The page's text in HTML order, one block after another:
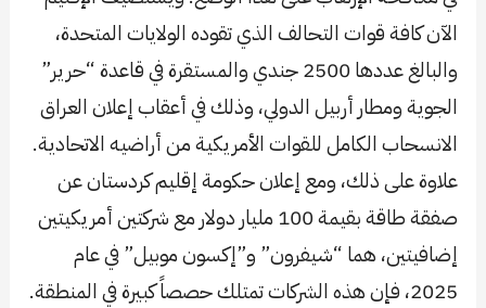
الآن كافة قوات التحالف الذي تقوده الولايات المتحدة،
والبالغ عددها 2500 جندي والمستقرة في قاعدة “حرير”
الجوية ومطار أربيل الدولي، وذلك في أعقاب إعلان العراق
الانسحاب الكامل للقوات الأمريكية من أراضيه الاتحادية.
علاوة على ذلك، ومع إعلان حكومة إقليم كردستان عن
صفقة طاقة بقيمة 100 مليار دولار مع شركتين أمريكيتين
إضافيتين، هما “شيفرون” و”إكسون موبيل” في عام
2025، فإن هذه الشركات تمتلك حصصاً كبيرة في المنطقة.